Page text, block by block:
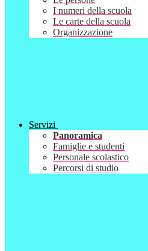
I numeri della scuola
Le carte della scuola
Organizzazione
Servizi
Panoramica
Famiglie e studenti
Personale scolastico
Percorsi di studio